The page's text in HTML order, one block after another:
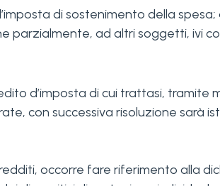
di sostenimento della
parzialmente, ad altri soggetti, ivi
d’imposta di cui trattasi,
con successiva risoluzione
occorre fare riferimento alla